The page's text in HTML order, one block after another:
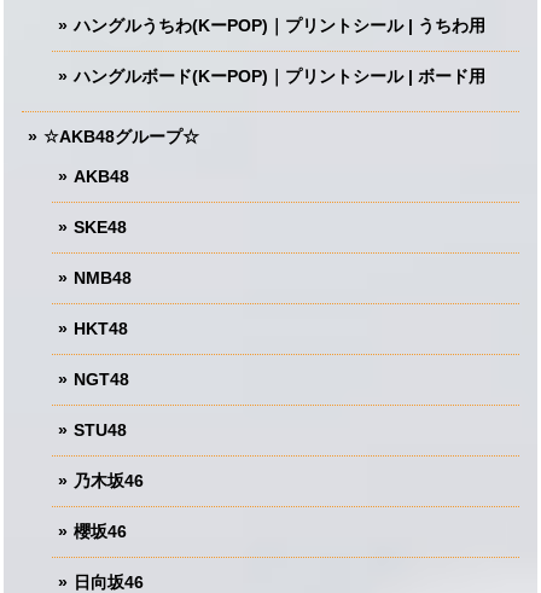
ハングルうちわ(KーPOP)｜プリントシール | うちわ用
ハングルボード(KーPOP)｜プリントシール | ボード用
☆AKB48グループ☆
AKB48
SKE48
NMB48
HKT48
NGT48
STU48
乃木坂46
櫻坂46
日向坂46